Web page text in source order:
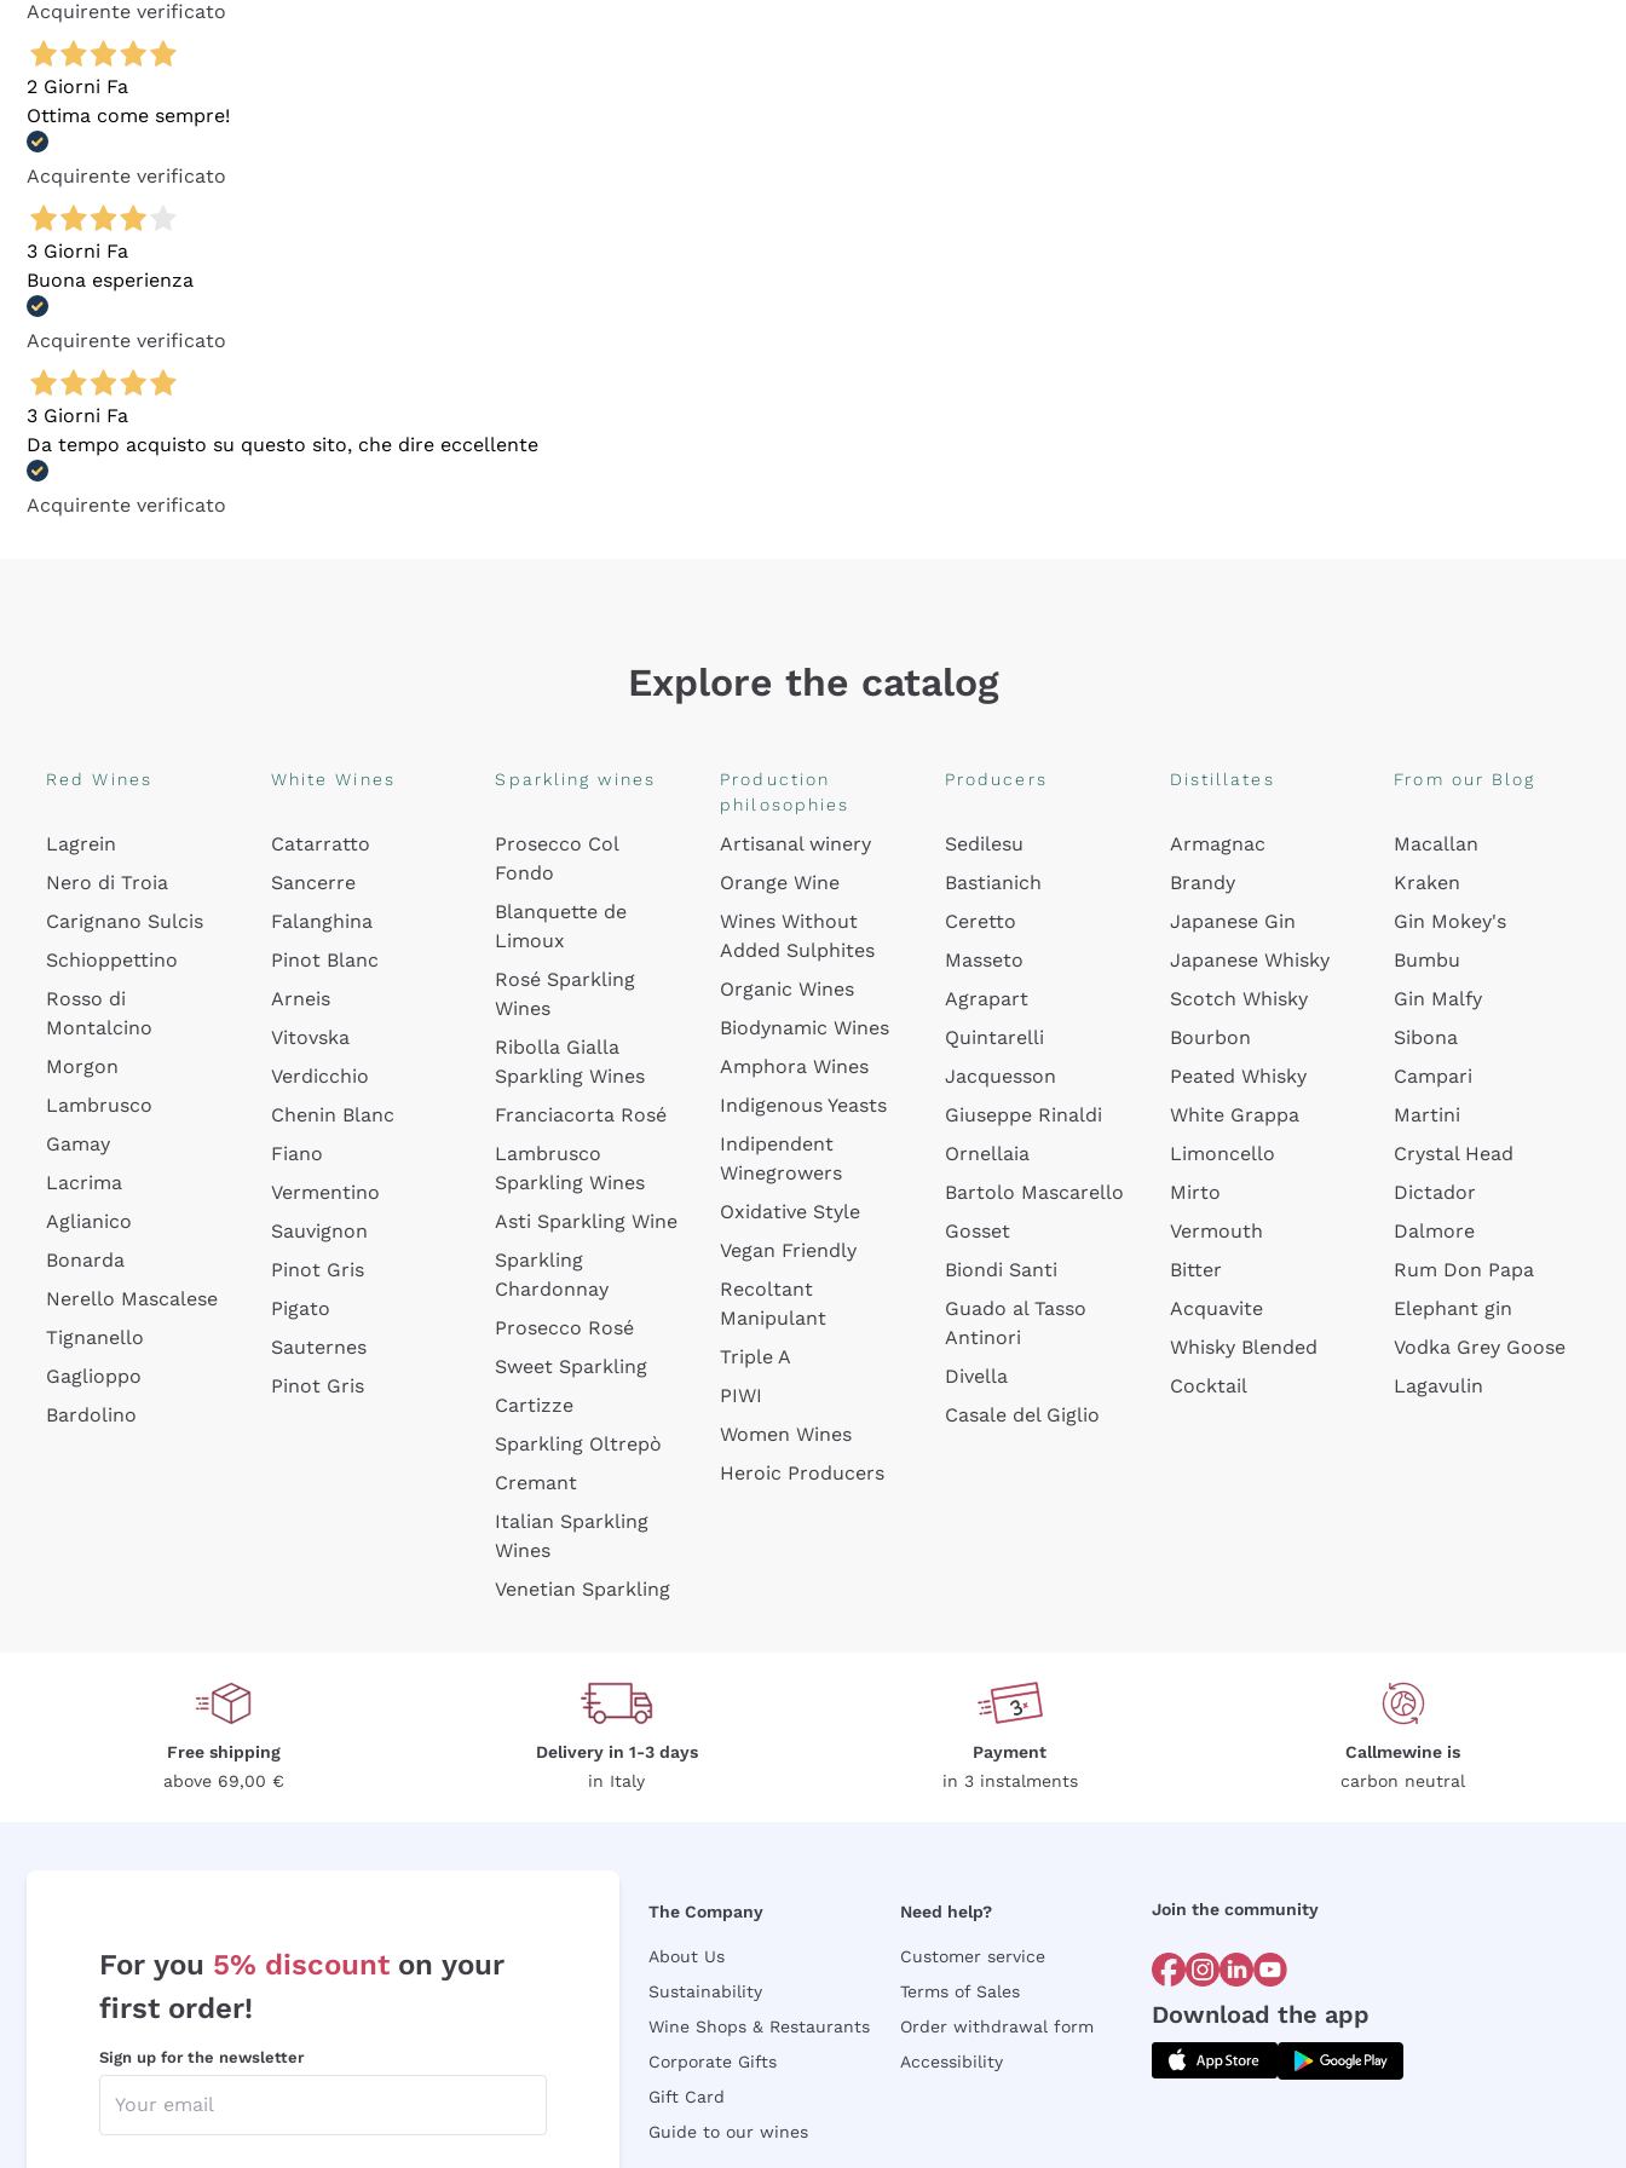
Acquirente verificato
2 Giorni Fa
Ottima come sempre!
Acquirente verificato
3 Giorni Fa
Buona esperienza
Acquirente verificato
3 Giorni Fa
Da tempo acquisto su questo sito, che dire eccellente
Acquirente verificato
Explore the catalog
Red Wines
Lagrein
Nero di Troia
Carignano Sulcis
Schioppettino
Rosso di
Montalcino
Morgon
Lambrusco
Gamay
Lacrima
Aglianico
Bonarda
Nerello Mascalese
Tignanello
Gaglioppo
Bardolino
White Wines
Catarratto
Sancerre
Falanghina
Pinot Blanc
Arneis
Vitovska
Verdicchio
Chenin Blanc
Fiano
Vermentino
Sauvignon
Pinot Gris
Pigato
Sauternes
Pinot Gris
Sparkling wines
Prosecco Col
Fondo
Blanquette de
Limoux
Rosé Sparkling
Wines
Ribolla Gialla
Sparkling Wines
Franciacorta Rosé
Lambrusco
Sparkling Wines
Asti Sparkling Wine
Sparkling
Chardonnay
Prosecco Rosé
Sweet Sparkling
Cartizze
Sparkling Oltrepò
Cremant
Italian Sparkling
Wines
Venetian Sparkling
Production
philosophies
Artisanal winery
Orange Wine
Wines Without
Added Sulphites
Organic Wines
Biodynamic Wines
Amphora Wines
Indigenous Yeasts
Indipendent
Winegrowers
Oxidative Style
Vegan Friendly
Recoltant
Manipulant
Triple A
PIWI
Women Wines
Heroic Producers
Producers
Sedilesu
Bastianich
Ceretto
Masseto
Agrapart
Quintarelli
Jacquesson
Giuseppe Rinaldi
Ornellaia
Bartolo Mascarello
Gosset
Biondi Santi
Guado al Tasso
Antinori
Divella
Casale del Giglio
Distillates
Armagnac
Brandy
Japanese Gin
Japanese Whisky
Scotch Whisky
Bourbon
Peated Whisky
White Grappa
Limoncello
Mirto
Vermouth
Bitter
Acquavite
Whisky Blended
Cocktail
From our Blog
Macallan
Kraken
Gin Mokey's
Bumbu
Gin Malfy
Sibona
Campari
Martini
Crystal Head
Dictador
Dalmore
Rum Don Papa
Elephant gin
Vodka Grey Goose
Lagavulin
Free shipping
above 69,00 €
Delivery in 1-3 days
in Italy
Payment
in 3 instalments
Callmewine is
carbon neutral
For you 5% discount on your
first order!
Sign up for the newsletter
The Company
About Us
Sustainability
Wine Shops & Restaurants
Corporate Gifts
Gift Card
Guide to our wines
Need help?
Customer service
Terms of Sales
Order withdrawal form
Accessibility
Join the community
Download the app